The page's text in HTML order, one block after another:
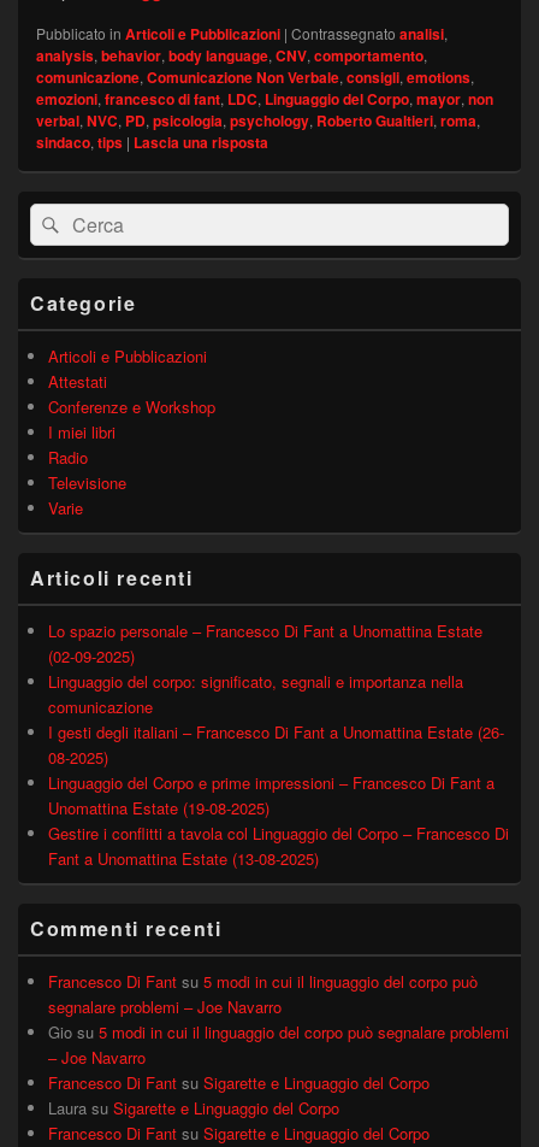
Pubblicato in Articoli e Pubblicazioni | Contrassegnato analisi,
analysis,behavior,body language,CNV,comportamento,
comunicazione,Comunicazione Non Verbale,consigli,emotions,
emozioni,francesco di fant, LDC, Linguaggio del Corpo,mayor,non
verbal,NVC, PD,psicologia,psychology, Roberto Gualtieri,roma,
sindaco,tips | Lascia una risposta
Area
widget
barra
Cerca:Cerca
Categorie
Articoli e Pubblicazioni
Attestati
Conferenze e Workshop
I miei libri
Radio
Televisione
Varie
Articoli recenti
Lo spazio personale – Francesco Di Fant a Unomattina Estate
(02-09-2025)
Linguaggio del corpo: significato, segnali e importanza nella
comunicazione
I gesti degli italiani – Francesco Di Fant a Unomattina Estate (26-
08-2025)
Linguaggio del Corpo e prime impressioni – Francesco Di Fant a
Unomattina Estate (19-08-2025)
Gestire i conflitti a tavola col Linguaggio del Corpo – Francesco Di
Fant a Unomattina Estate (13-08-2025)
Commenti recenti
Francesco Di Fant su 5 modi in cui il linguaggio del corpo può
segnalare problemi – Joe Navarro
Gio su 5 modi in cui il linguaggio del corpo può segnalare problemi
– Joe Navarro
Francesco Di Fant su Sigarette e Linguaggio del Corpo
Laura su Sigarette e Linguaggio del Corpo
Francesco Di Fant su Sigarette e Linguaggio del Corpo